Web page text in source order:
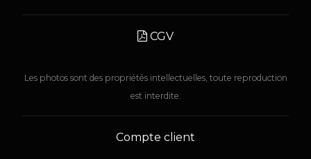
CGV
Les photos sont des propriétés intellectuelles, toute reproduction
est interdite.
Compte client